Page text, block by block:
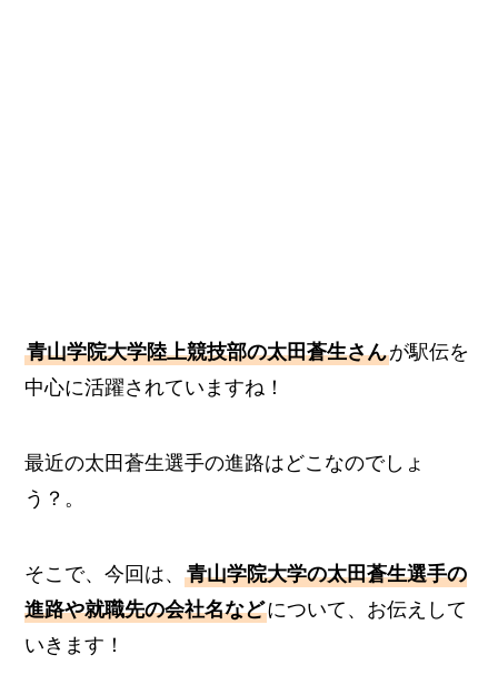
青山学院大学陸上競技部の太田蒼生さんが駅伝を
中心に活躍されていますね！
最近の太田蒼生選手の進路はどこなのでしょ
う？。
そこで、今回は、青山学院大学の太田蒼生選手の
進路や就職先の会社名などについて、お伝えして
いきます！